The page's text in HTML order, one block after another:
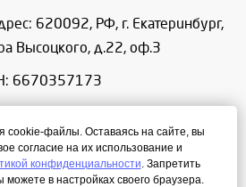
620092, РФ, г. Екатеринбург,
Высоцкого, д.22, оф.3
6670357173
1156658086166
с 9:00 до 18:00
cookie-файлы. Оставаясь на сайте, вы
согласие на их использование и
конфиденциальности. Запретить
в настройках своего браузера.